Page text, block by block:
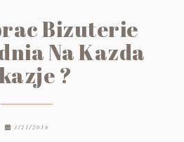
Bizuterie
Na Kazda
?
3/21/2018